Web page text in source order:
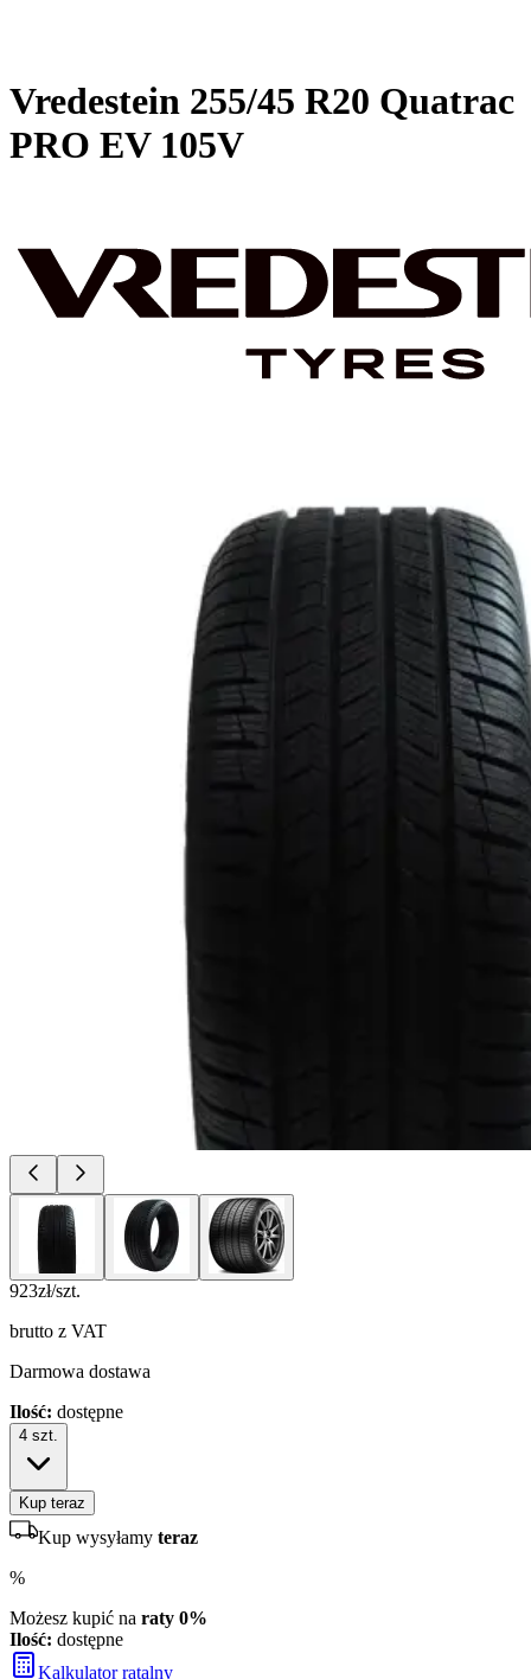
Vredestein 255/45 R20 Quatrac
PRO EV 105V
923zł/szt.
brutto z VAT
Darmowa dostawa
Ilość: dostępne
4 szt.
Kup teraz
Kup wysyłamy teraz
%
Możesz kupić na raty 0%
Ilość: dostępne
Kalkulator ratalny